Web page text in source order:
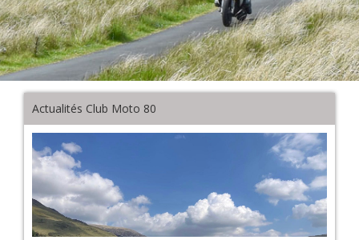
Actualités Club Moto 80